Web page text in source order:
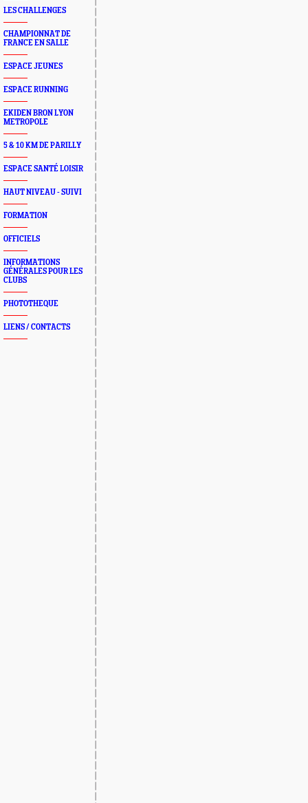
LES CHALLENGES
CHAMPIONNAT DE
FRANCE EN SALLE
ESPACE JEUNES
ESPACE RUNNING
EKIDEN BRON LYON
METROPOLE
5 & 10 KM DE PARILLY
ESPACE SANTÉ LOISIR
HAUT NIVEAU - SUIVI
FORMATION
OFFICIELS
INFORMATIONS
GÉNÉRALES POUR LES
CLUBS
PHOTOTHEQUE
LIENS / CONTACTS